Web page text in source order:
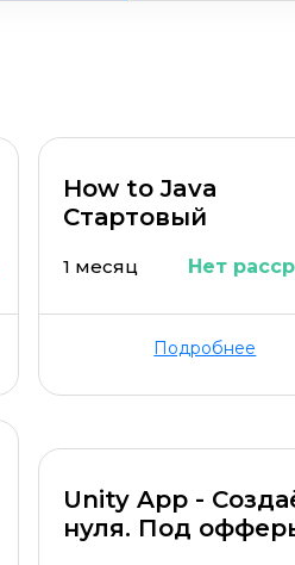
How to Java
Стартовый
1 месяц Нет
Подробнее
Unity App -
нуля. Под